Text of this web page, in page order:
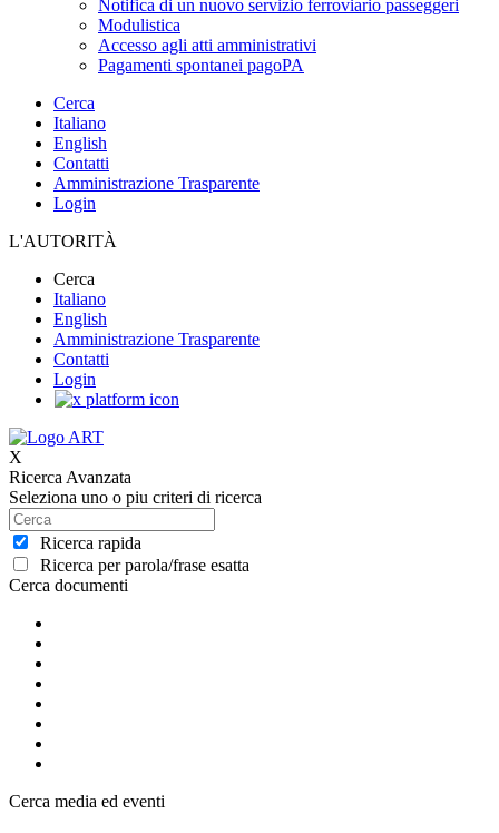
Notifica di un nuovo servizio ferroviario passeggeri
Modulistica
Accesso agli atti amministrativi
Pagamenti spontanei pagoPA
Cerca
Italiano
English
Contatti
Amministrazione Trasparente
Login
L'AUTORITÀ
Cerca
Italiano
English
Amministrazione Trasparente
Contatti
Login
X
Ricerca Avanzata
Seleziona uno o piu criteri di ricerca
Ricerca rapida
Ricerca per parola/frase esatta
Cerca documenti
Cerca media ed eventi